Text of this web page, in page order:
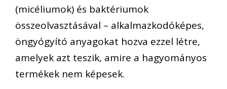
(micéliumok) és baktériumok
összeolvasztásával – alkalmazkodóképes,
öngyógyító anyagokat hozva ezzel létre,
amelyek azt teszik, amire a hagyományos
termékek nem képesek.